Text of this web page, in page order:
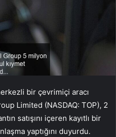
bir çevrimiçi aracı
Limited (NASDAQ: TOP), 2
satışını içeren kayıtlı bir
yaptığını duyurdu.